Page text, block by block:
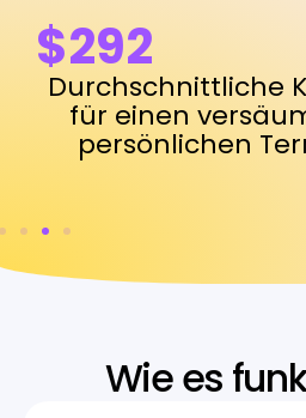
$292
Durchschnittliche
für einen
persönlichen
Wie es